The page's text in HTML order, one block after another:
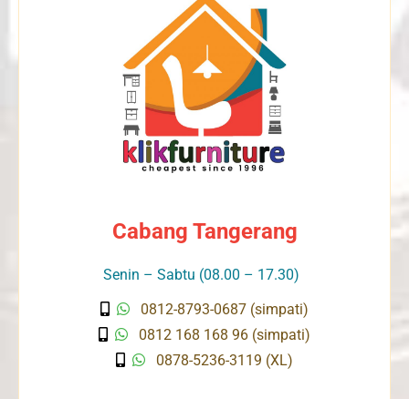
Cabang Tangerang
Senin – Sabtu (08.00 – 17.30)
0812-8793-0687 (simpati)
0812 168 168 96 (simpati)
0878-5236-3119 (XL)